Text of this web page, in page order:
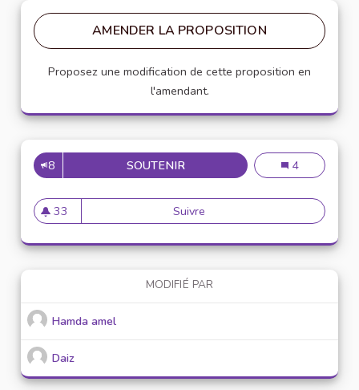
AMENDER LA PROPOSITION
Proposez une modification de cette proposition en
l'amendant.
8 SOUTENIRBUDGET PARTICIPATIF 2.0 :
Budget
4
33
33 abonnés
Suivre Budget participatif 2.0 : où
MODIFIÉ PAR
Hamda amel
Daiz